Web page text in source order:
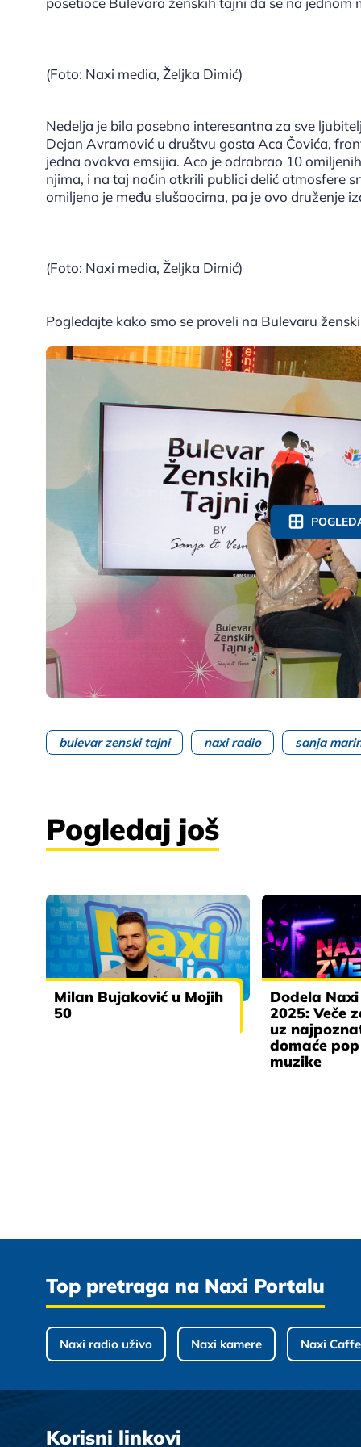
(Foto: Naxi media, Željka Dimić)
Nedelja je bila posebno interesantna za sve
Dejan Avramović u društvu gosta Aca Čovića,
jedna ovakva emsijia. Aco je odrabrao 10
njima, i na taj način otkrili publici delić atmosfere
omiljena je među slušaocima, pa je ovo druženje
(Foto: Naxi media, Željka Dimić)
Pogledajte kako smo se proveli na Bulevaru
bulevar zenski tajni naxi radio sanja
Pogledaj još
Milan Bujaković u Mojih
50
Dodela
2025: Veče
uz
domaće
muzike
Top pretraga na Naxi Portalu
Naxi radio uživo Naxi kamere Naxi
Korisni linkovi